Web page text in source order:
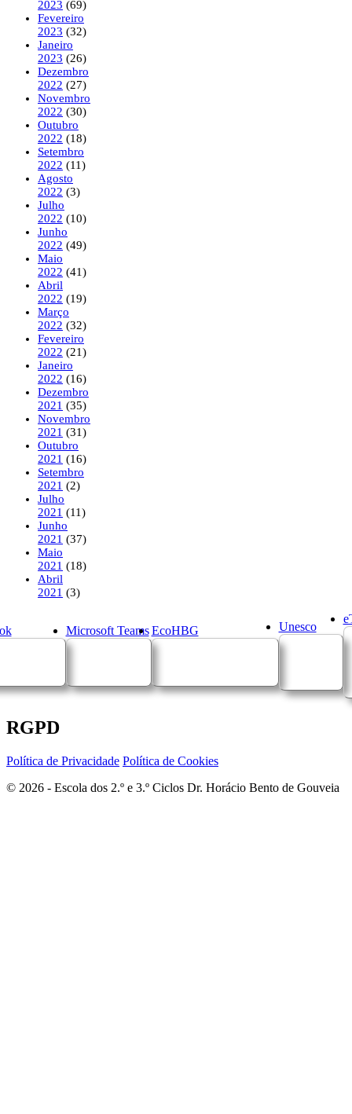
2023 (69)
Fevereiro
2023 (32)
Janeiro
2023 (26)
Dezembro
2022 (27)
Novembro
2022 (30)
Outubro
2022 (18)
Setembro
2022 (11)
Agosto
2022 (3)
Julho
2022 (10)
Junho
2022 (49)
Maio
2022 (41)
Abril
2022 (19)
Março
2022 (32)
Fevereiro
2022 (21)
Janeiro
2022 (16)
Dezembro
2021 (35)
Novembro
2021 (31)
Outubro
2021 (16)
Setembro
2021 (2)
Julho
2021 (11)
Junho
2021 (37)
Maio
2021 (18)
Abril
2021 (3)
Microsoft Teams EcoHBG Unesco
RGPD
Política de Privacidade Política de Cookies
© 2026 - Escola dos 2.º e 3.º Ciclos Dr. Horácio Bento de Gouveia